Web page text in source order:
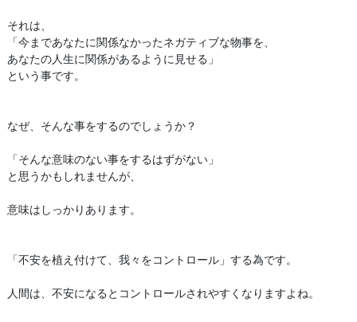
それは、
「今まであなたに関係なかったネガティブな物事を、
あなたの人生に関係があるように見せる」
という事です。
なぜ、そんな事をするのでしょうか？
「そんな意味のない事をするはずがない」
と思うかもしれませんが、
意味はしっかりあります。
「不安を植え付けて、我々をコントロール」する為です。
人間は、不安になるとコントロールされやすくなりますよね。